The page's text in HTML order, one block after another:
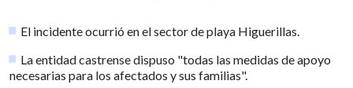
El incidente ocurrió en el sector de playa Higuerillas.
La entidad castrense dispuso "todas las medidas de apoyo
necesarias para los afectados y sus familias".